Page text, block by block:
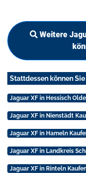
Weitere
Stattdessen können
Jaguar XF in Hessisch
Jaguar XF in Nienstädt
Jaguar XF in Hameln
Jaguar XF in Landkreis
Jaguar XF in Rinteln